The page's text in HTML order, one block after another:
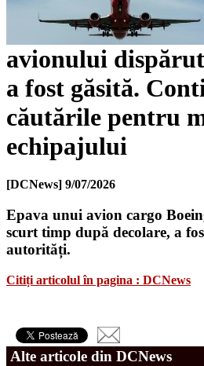
avionului
a fost găsită.
căutările pentru
echipajului
[DCNews] 9/07/2026
Epava unui avion cargo
scurt timp după decolare, a
autorități.
Citiți articolul în pagina : DCNews
Alte articole din DCNews